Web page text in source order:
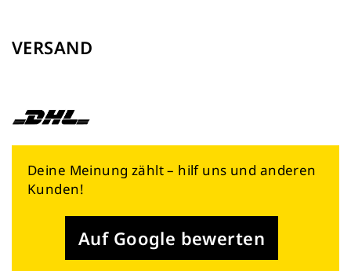
VERSAND
Deine Meinung zählt – hilf uns und anderen
Kunden!
Auf Google bewerten